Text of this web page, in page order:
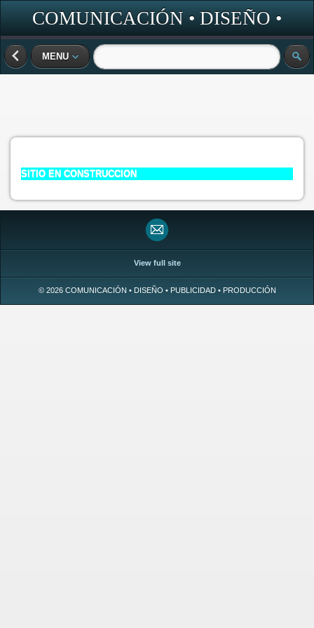
COMUNICACIÓN • DISEÑO •
PUBLICIDAD • PRODUCCIÓN
MENU
SITIO EN CONSTRUCCION
View full site
© 2026 COMUNICACIÓN • DISEÑO • PUBLICIDAD • PRODUCCIÓN